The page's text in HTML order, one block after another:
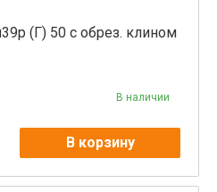
(Г) 50 с обрез. клином
В наличии
В корзину